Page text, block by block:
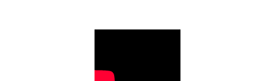
43島目 2007年03月 キプロス共和国 キプロ